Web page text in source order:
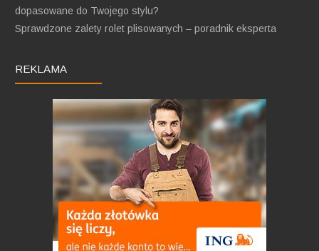
dopasowane do Twojego stylu?
Sprawdzone zalety rolet plisowanych – poradnik eksperta
REKLAMA